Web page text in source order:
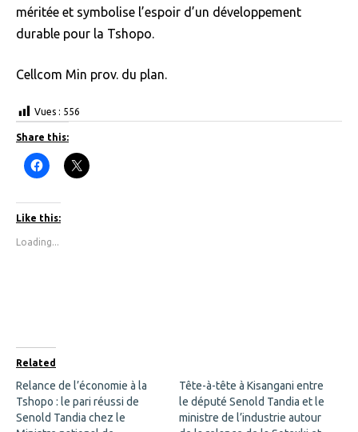
méritée et symbolise l’espoir d’un développement
durable pour la Tshopo.
Cellcom Min prov. du plan.
Vues : 556
Share this:
C
l
k
t
o
h
b
o
o
k
(
O
p
e
C
l
i
n
n
e
w
Like this:
Loading...
Related
Relance de l’économie à la
Tshopo : le pari réussi de
Senold Tandia chez le
Tête-à-tête à Kisangani entre
le député Senold Tandia et le
ministre de l’industrie autour